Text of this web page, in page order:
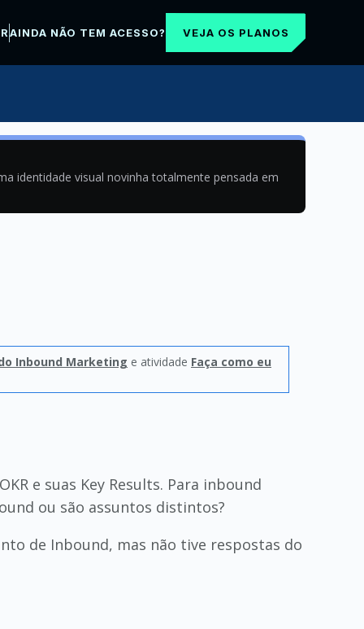
AINDA NÃO TEM ACESSO? VEJA OS PLANOS
identidade visual novinha totalmente pensada em
Inbound Marketing e atividade Faça como eu
e suas Key Results. Para inbound
ou são assuntos distintos?
de Inbound, mas não tive respostas do